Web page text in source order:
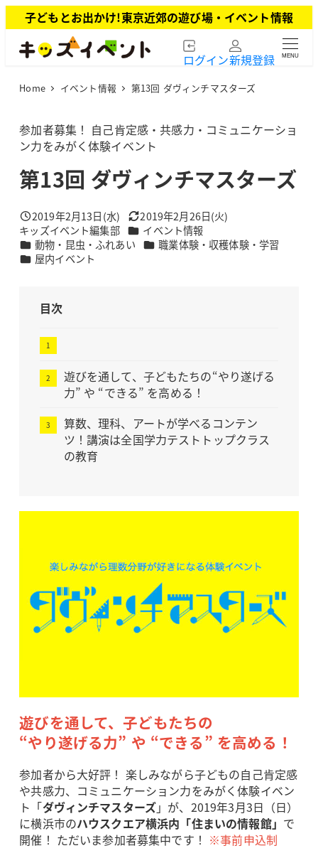
イ
子どもとお出かけ!東京近郊の遊び場・イベント情報
ログイン新規登録 MENU
Home イベント情報 第13回 ダヴィンチマスターズ
参加者募集！ 自己肯定感・共感力・コミュニケーショ
ン力をみがく体験イベント
第13回 ダヴィンチマスターズ
投稿日
2019年2月13日(水) 更新日
2019年2月26日(火)
著
者
キッズイベント編集部 カテゴリー
イベント情報
カテゴリー
動物・昆虫・ふれあい カテゴリー
職業体験・収穫体験・学習
カテゴリー
屋内イベント
目次
遊びを通して、子どもたちの“やり遂げる
力” や “できる” を高める！
算数、理科、アートが学べるコンテン
ツ！講演は全国学力テストトップクラス
の教育
遊びを通して、子どもたちの
“やり遂げる力” や “できる” を高める！
参加者から大好評！ 楽しみながら子どもの自己肯定感
や共感力、コミュニケーション力をみがく体験イベン
ト「ダヴィンチマスターズ」が、2019年3月3日（日）
に横浜市のハウスクエア横浜内「住まいの情報館」 で
開催！ ただいま参加者募集中です！ ※事前申込制